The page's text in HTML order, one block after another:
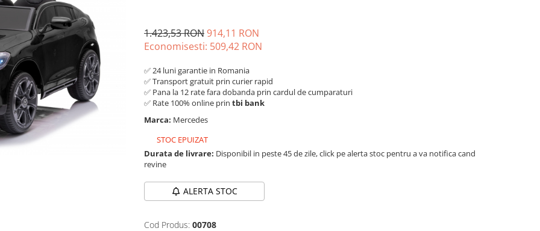
1.423,53 RON914,11 RON
Economisesti: 509,42 RON
✅ 24 luni garantie in Romania
✅ Transport gratuit prin curier rapid
✅ Pana la 12 rate fara dobanda prin cardul de cumparaturi
✅ Rate 100% online prin tbi bank
Marca: Mercedes
STOC EPUIZAT
Durata de livrare: Disponibil in peste 45 de zile, click pe alerta stoc pentru a va notifica cand
revine
ALERTA STOC
Cod Produs: 00708